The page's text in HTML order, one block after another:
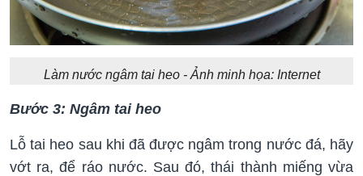
Làm nước ngâm tai heo - Ảnh minh họa: Internet
Bước 3: Ngâm tai heo
Lỗ tai heo sau khi đã được ngâm trong nước đá, hãy
vớt ra, để ráo nước. Sau đó, thái thành miếng vừa